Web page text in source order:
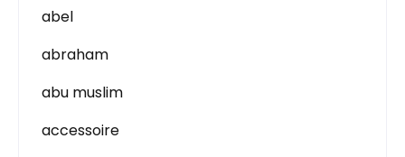
abel
abraham
abu muslim
accessoire